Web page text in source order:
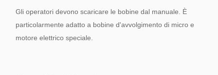
Gli operatori devono scaricare le bobine dal manuale. È
particolarmente adatto a bobine d'avvolgimento di micro e
motore elettrico speciale.